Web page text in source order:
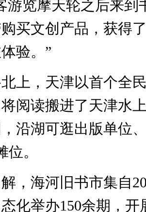
游览摩天轮之后来到
买文创产品，获得
验。”
，天津以首个全民
阅读搬进了天津水
沿湖可逛出版单位
位。
海河旧书市集自
化举办150余期，开